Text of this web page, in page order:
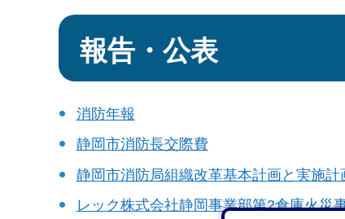
報告・公表
消防年報
静岡市消防長交際費
静岡市消防局組織改革基本計画と実施計
レック株式会社静岡事業部第2倉庫火災